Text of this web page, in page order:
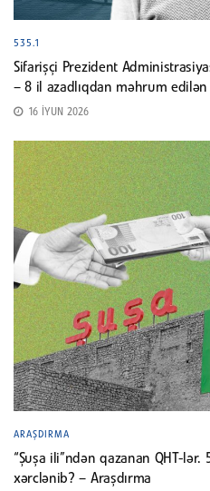
535.1
Sifarişçi Prezident
– 8 il azadlıqdan məhrum
16 İYUN 2026
ARAŞDIRMA
“Şuşa ili”ndən qazanan QHT-
xərclənib? – Araşdırma